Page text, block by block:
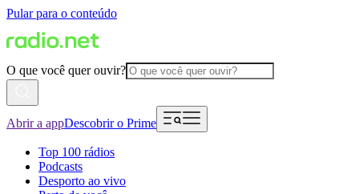
Pular para o conteúdo
O que você quer ouvir?
Abrir a appDescobrir o Prime
Top 100 rádios
Podcasts
Desporto ao vivo